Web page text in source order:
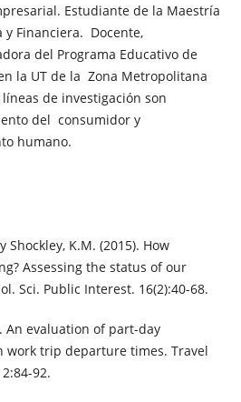
Estudiante de la Maestría
y Financiera. Docente,
del Programa Educativo de
la UT de la Zona Metropolitana
de investigación son
del consumidor y
humano.
Shockley, K.M. (2015). How
Assessing the status of our
Sci. Public Interest. 16(2):40-68.
An evaluation of part-day
work trip departure times. Travel
92.